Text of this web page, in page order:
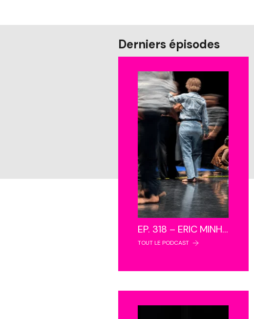
Derniers épisodes
EP. 318 – ERIC MINH…
TOUT LE PODCAST